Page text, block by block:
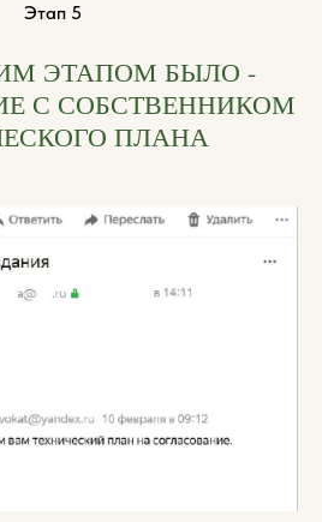
Этап 5
ЭТАПОМ БЫЛО -
С СОБСТВЕННИКОМ
ПЛАНА